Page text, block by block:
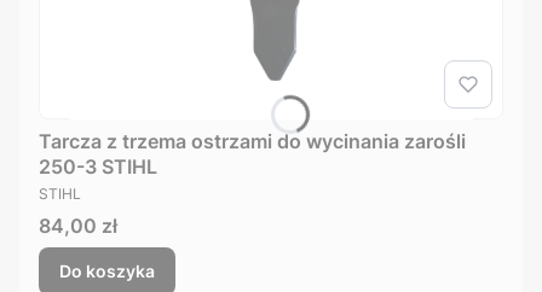
Tarcza z trzema ostrzami do wycinania zarośli
250-3 STIHL
PRODUCENT
STIHL
Cena
84,00 zł
Do koszyka